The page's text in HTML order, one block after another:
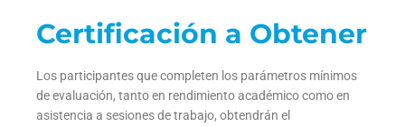
Certificación a Obtener
Los participantes que completen los parámetros mínimos
de evaluación, tanto en rendimiento académico como en
asistencia a sesiones de trabajo, obtendrán el